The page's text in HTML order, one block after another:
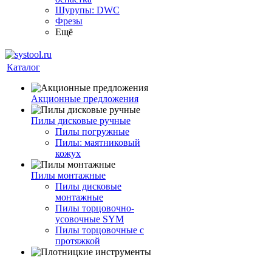
Шурупы: DWC
Фрезы
Ещё
Каталог
Акционные предложения
Пилы дисковые ручные
Пилы погружные
Пилы: маятниковый
кожух
Пилы монтажные
Пилы дисковые
монтажные
Пилы торцовочно-
усовочные SYM
Пилы торцовочные с
протяжкой